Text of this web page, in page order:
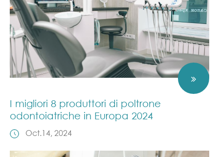
I migliori 8 produttori di poltrone
odontoiatriche in Europa 2024
Oct.14, 2024